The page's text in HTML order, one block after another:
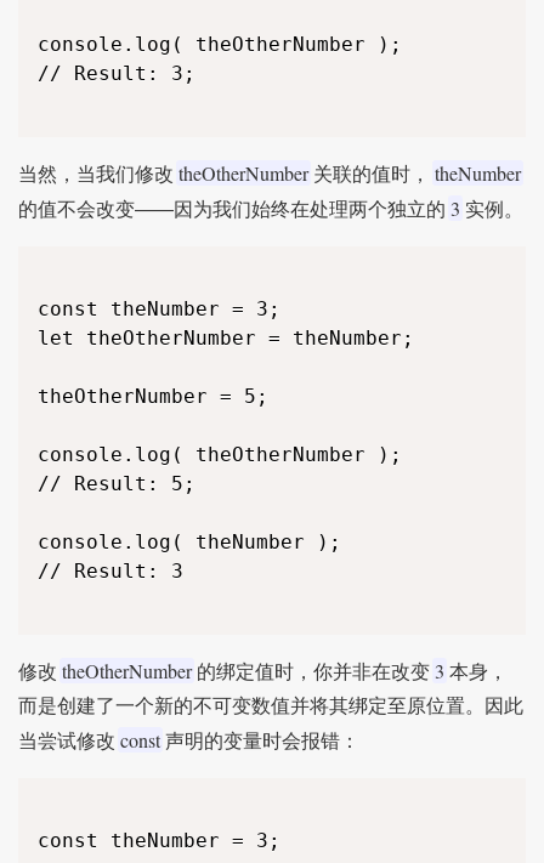
console.log( theOtherNumber );
// Result: 3;
当然，当我们修改 theOtherNumber 关联的值时， theNumber
的值不会改变——因为我们始终在处理两个独立的 3 实例。
const theNumber = 3;
let theOtherNumber = theNumber;
theOtherNumber = 5;
console.log( theOtherNumber );
// Result: 5;
console.log( theNumber );
// Result: 3
修改 theOtherNumber 的绑定值时，你并非在改变 3 本身，
而是创建了一个新的不可变数值并将其绑定至原位置。因此
当尝试修改 const 声明的变量时会报错：
const theNumber = 3;